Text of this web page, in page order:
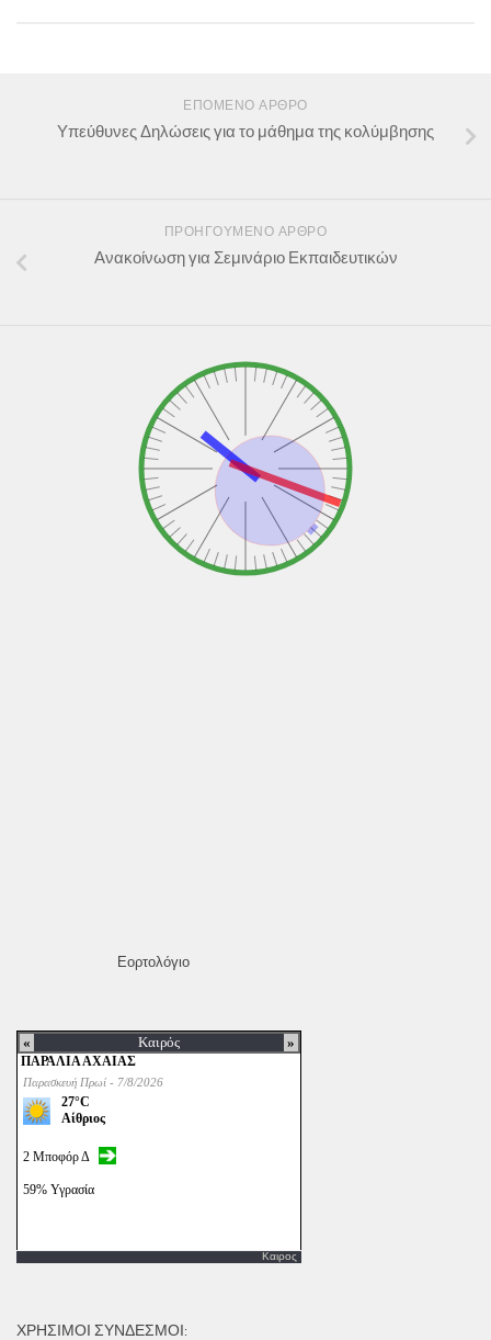
ΕΠΌΜΕΝΟ ΆΡΘΡΟ
Υπεύθυνες Δηλώσεις για το μάθημα της κολύμβησης
ΠΡΟΗΓΟΎΜΕΝΟ ΆΡΘΡΟ
Ανακοίνωση για Σεμινάριο Εκπαιδευτικών
Εορτολόγιο
Καιρος
ΧΡΗΣΙΜΟΙ ΣΥΝΔΕΣΜΟΙ: